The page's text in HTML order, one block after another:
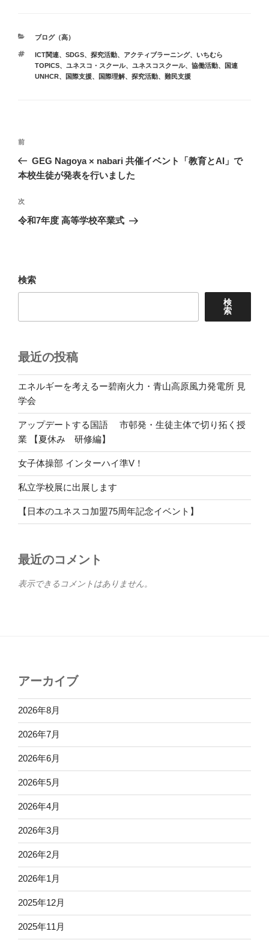
カ
ゴ
リ
ー
ブログ（高）
タ
グ
ICT関連、SDGS、探究活動、アクティブラーニング、
いちむら
TOPICS、 ユネスコ・スクール、 ユネスコスクール、 協働活動、
国連
UNHCR、 国際支援、 国際理解、 探究活動、 難民支援
投
ナ
ゲ
ー
前
の
投
前
GEG Nagoya × nabari 共催イベント「教育とAI」で
本校生徒が発表を行いました
次
の
次
令和7年度 高等学校卒業式
検索
検
索
最近の投稿
エネルギーを考えるー碧南火力・青山高原風力発電所 見
学会
アップデートする国語 市邨発・生徒主体で切り拓く授
業 【夏休み 研修編】
女子体操部 インターハイ準V！
私立学校展に出展します
【日本のユネスコ加盟75周年記念イベント】
最近のコメント
表示できるコメントはありません。
アーカイブ
2026年8月
2026年7月
2026年6月
2026年5月
2026年4月
2026年3月
2026年2月
2026年1月
2025年12月
2025年11月